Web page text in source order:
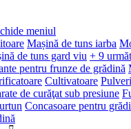
meniul
Mașină de tuns iarba
de tuns gard viu + 9
pentru frunze de grădină
Cultivatoare
de curăţat sub presiune
Concasoare pentru